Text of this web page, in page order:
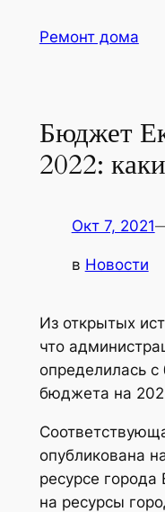
Ремонт дома
Бюджет
2022:
Окт 7, 2021
в Новости
Из открытых
что
определилась
бюджета на
опубликована
ресурсе города
на ресурсы